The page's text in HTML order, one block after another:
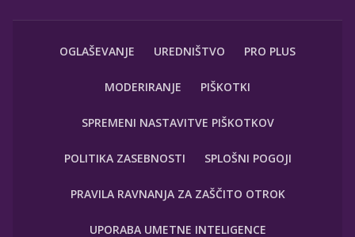
OGLAŠEVANJE UREDNIŠTVO PRO PLUS
MODERIRANJE PIŠKOTKI
SPREMENI NASTAVITVE PIŠKOTKOV
POLITIKA ZASEBNOSTI SPLOŠNI POGOJI
PRAVILA RAVNANJA ZA ZAŠČITO OTROK
UPORABA UMETNE INTELIGENCE